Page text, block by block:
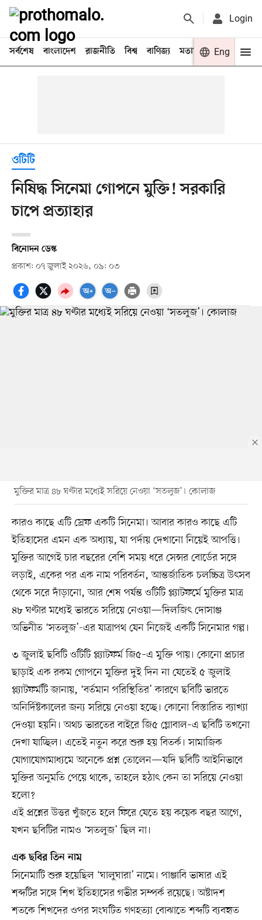
Login
সর্বশেষ বাংলাদেশ রাজনীতি বিশ্ব বাণিজ্য মতামত খেলা
Eng
ওটিটি
নিষিদ্ধ সিনেমা গোপনে মুক্তি! সরকারি
চাপে প্রত্যাহার
বিনোদন ডেস্ক
প্রকাশ: ০৭ জুলাই ২০২৬, ০৯: ০৩
মুক্তির মাত্র ৪৮ ঘণ্টার মধ্যেই সরিয়ে নেওয়া ‘সতলুজ’। কোলাজ
কারও কাছে এটি স্রেফ একটি সিনেমা। আবার কারও কাছে এটি
ইতিহাসের এমন এক অধ্যায়, যা পর্দায় দেখানো নিয়েই আপত্তি।
মুক্তির আগেই চার বছরের বেশি সময় ধরে সেন্সর বোর্ডের সঙ্গে
লড়াই, একের পর এক নাম পরিবর্তন, আন্তর্জাতিক চলচ্চিত্র উৎসব
থেকে সরে দাঁড়ানো, আর শেষ পর্যন্ত ওটিটি প্ল্যাটফর্মে মুক্তির মাত্র
৪৮ ঘণ্টার মধ্যেই ভারতে সরিয়ে নেওয়া—দিলজিৎ দোসাঞ্জ
অভিনীত ‘সতলুজ’-এর যাত্রাপথ যেন নিজেই একটি সিনেমার গল্প।
৩ জুলাই ছবিটি ওটিটি প্ল্যাটফর্ম জি৫–এ মুক্তি পায়। কোনো প্রচার
ছাড়াই এক রকম গোপনে মুক্তির দুই দিন না যেতেই ৫ জুলাই
প্ল্যাটফর্মটি জানায়, ‘বর্তমান পরিস্থিতির’ কারণে ছবিটি ভারতে
অনির্দিষ্টকালের জন্য সরিয়ে নেওয়া হচ্ছে। কোনো বিস্তারিত ব্যাখ্যা
দেওয়া হয়নি। অথচ ভারতের বাইরে জি৫ গ্লোবাল–এ ছবিটি তখনো
দেখা যাচ্ছিল। এতেই নতুন করে শুরু হয় বিতর্ক। সামাজিক
যোগাযোগমাধ্যমে অনেকে প্রশ্ন তোলেন—যদি ছবিটি আইনিভাবে
মুক্তির অনুমতি পেয়ে থাকে, তাহলে হঠাৎ কেন তা সরিয়ে নেওয়া
হলো?
এই প্রশ্নের উত্তর খুঁজতে হলে ফিরে যেতে হয় কয়েক বছর আগে,
যখন ছবিটির নামও ‘সতলুজ’ ছিল না।
এক ছবির তিন নাম
সিনেমাটি শুরু হয়েছিল ‘ঘালুঘারা’ নামে। পাঞ্জাবি ভাষার এই
শব্দটির সঙ্গে শিখ ইতিহাসের গভীর সম্পর্ক রয়েছে। অষ্টাদশ
শতকে শিখদের ওপর সংঘটিত গণহত্যা বোঝাতে শব্দটি ব্যবহৃত